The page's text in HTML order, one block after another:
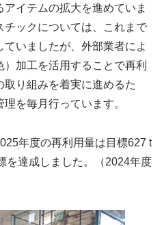
イテムの拡大を進めていま
ックについては、これまで
いましたが、外部業者によ
加工を活用することで再利
り組みを着実に進めるた
を毎月行っています。
年度の再利用量は目標627 t
を達成しました。（2024年度